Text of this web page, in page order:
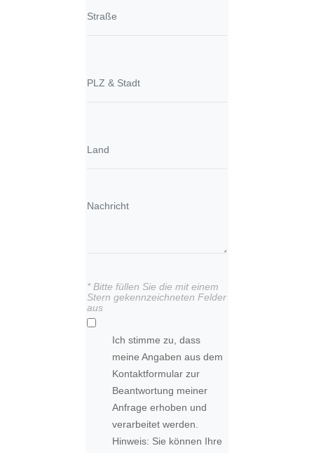
* Bitte füllen Sie die mit einem
Stern gekennzeichneten Felder
aus
Ich stimme zu, dass
meine Angaben aus dem
Kontaktformular zur
Beantwortung meiner
Anfrage erhoben und
verarbeitet werden.
Hinweis: Sie können Ihre